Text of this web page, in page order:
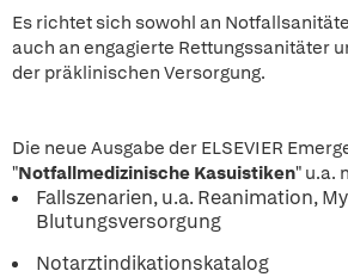
Es richtet sich sowohl an
auch an engagierte Rettungssanitäter
der präklinischen Versorgung.
Die neue Ausgabe der ELSEVIER
"Notfallmedizinische Kasuistiken" u.a.
Fallszenarien, u.a. Reanimation,
Blutungsversorgung
Notarztindikationskatalog